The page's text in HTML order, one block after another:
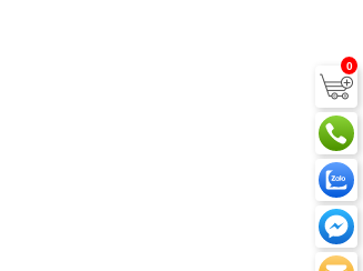
0